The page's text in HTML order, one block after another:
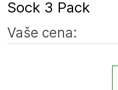
Sock 3 Pack
Vaše cena: